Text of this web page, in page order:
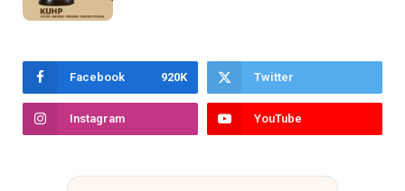
Facebook 920K Twitter
Instagram YouTube